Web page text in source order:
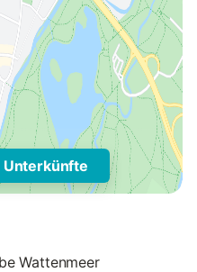
Unterkünfte
Wattenmeer